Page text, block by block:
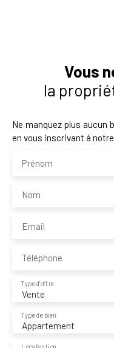
Vous
la
Ne manquez plus aucun
en vous inscrivant à
Prénom
Nom
Email
Téléphone
Vente
Type d'offre
Appartement
Type de bien